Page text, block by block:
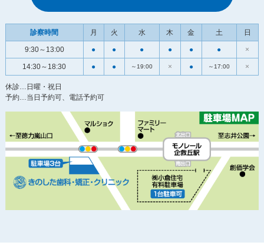
診察時間 月 火 水 木 金 土 日
9:30～13:00 ● ● ● ● ● ● ×
14:30～18:30 ● ● ～19:00 × ● ～17:00 ×
休診…日曜・祝日
予約…当日予約可、電話予約可